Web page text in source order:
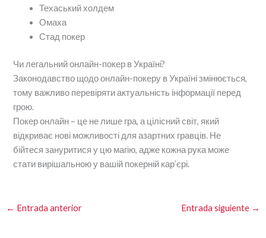
Техаський холдем
Омаха
Стад покер
Чи легальний онлайн-покер в Україні?
Законодавство щодо онлайн-покеру в Україні змінюється,
тому важливо перевіряти актуальність інформації перед
грою.
Покер онлайн – це не лише гра, а цілісний світ, який
відкриває нові можливості для азартних гравців. Не
бійтеся зануритися у цю магію, адже кожна рука може
стати вирішальною у вашій покерній кар’єрі.
← Entrada anterior Entrada siguiente →